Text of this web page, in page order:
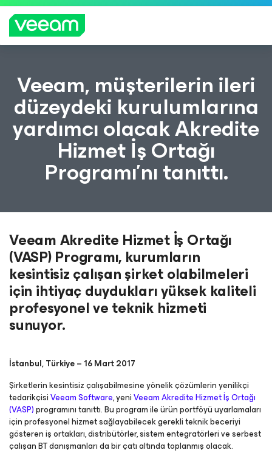
CrowdStrike'ın içerik güncellemesinden etkilenen
müşteriler için Veeam'in rehberliği
DAH
FAZL
Veeam, müşterilerin ileri
düzeydeki kurulumlarına
yardımcı olacak Akredite
Hizmet İş Ortağı
Programı’nı tanıttı.
Veeam Akredite Hizmet İş Ortağı
(VASP) Programı, kurumların
kesintisiz çalışan şirket olabilmeleri
için ihtiyaç duydukları yüksek kaliteli
profesyonel ve teknik hizmeti
sunuyor.
İstanbul, Türkiye – 16 Mart 2017
Şirketlerin kesintisiz çalışabilmesine yönelik çözümlerin yenilikçi
tedarikçisiVeeam Software, yeniVeeam Akredite Hizmet İş Ortağı
(VASP)programını tanıttı. Bu program ile ürün portföyü uyarlamaları
için profesyonel hizmet sağlayabilecek gerekli teknik beceriyi
gösteren iş ortakları, distribütörler, sistem entegratörleri ve serbest
çalışan BT danışmanları da bir çatı altında toplanmış olacak.